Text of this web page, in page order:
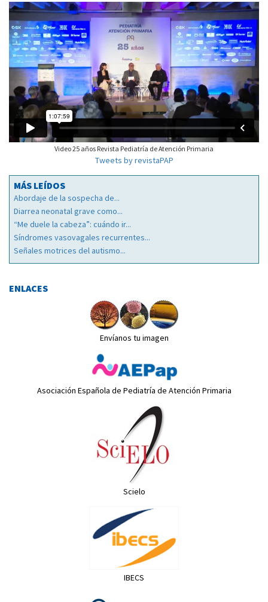
Video 25 años Revista Pediatría de Atención Primaria
Tweets by revistaPAP
MÁS LEÍDOS
Abordaje de la sospecha de...
Diarrea neonatal grave como...
“Me duele la cabeza”: cuándo ir...
Síndromes vasovagales recurrentes...
Señales motrices del autismo...
ENLACES
Envíanos tu imagen
Asociación Española de Pediatría de Atención Primaria
Scielo
IBECS